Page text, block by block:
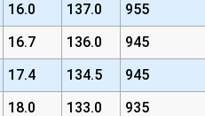
16.0 137.0
955
16.7 136.0
945
17.4 134.5
945
18.0 133.0
935